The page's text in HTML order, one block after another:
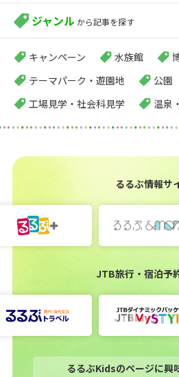
ジャンル から記事を探す
キャンペーン 水族館
テーマパーク・遊園地
公園
工場見学・社会科見学
温泉
るるぶ情報サ
JTB旅行・宿泊予
るるぶKidsのページに興